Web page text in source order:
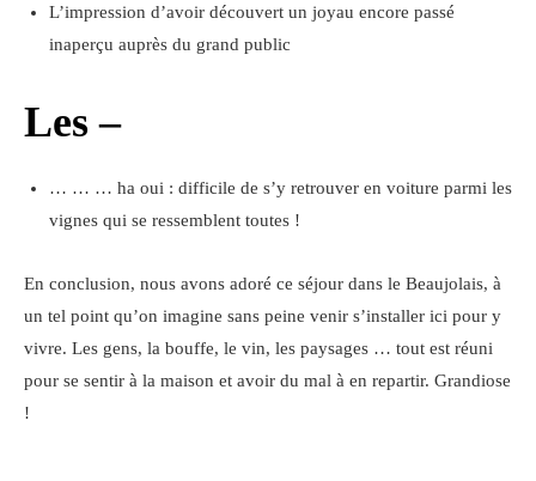
L’impression d’avoir découvert un joyau encore passé
inaperçu auprès du grand public
Les –
… … … ha oui : difficile de s’y retrouver en voiture parmi les
vignes qui se ressemblent toutes !
En conclusion, nous avons adoré ce séjour dans le Beaujolais, à
un tel point qu’on imagine sans peine venir s’installer ici pour y
vivre. Les gens, la bouffe, le vin, les paysages … tout est réuni
pour se sentir à la maison et avoir du mal à en repartir. Grandiose
!